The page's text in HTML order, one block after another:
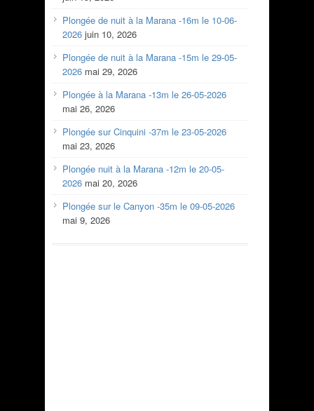
Plongée de nuit à la Marana -16m le 10-06-
2026 juin 10, 2026
Plongée de nuit à la Marana -15m le 29-05-
2026 mai 29, 2026
Plongée à la Marana -13m le 26-05-2026
mai 26, 2026
Plongée sur Cinquini -37m le 23-05-2026
mai 23, 2026
Plongée nuit à la Marana -12m le 20-05-
2026 mai 20, 2026
Plongée sur le Canyon -35m le 09-05-2026
mai 9, 2026